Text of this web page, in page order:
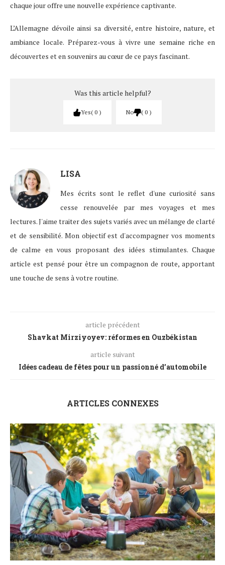
chaque jour offre une nouvelle expérience captivante.
L’Allemagne dévoile ainsi sa diversité, entre histoire, nature, et
ambiance locale. Préparez-vous à vivre une semaine riche en
découvertes et en souvenirs au cœur de ce pays fascinant.
Was this article helpful?
Yes 0 No 0
LISA
Mes écrits sont le reflet d'une curiosité sans
cesse renouvelée par mes voyages et mes
lectures. J'aime traiter des sujets variés avec un mélange de clarté
et de sensibilité. Mon objectif est d'accompagner vos moments
de calme en vous proposant des idées stimulantes. Chaque
article est pensé pour être un compagnon de route, apportant
une touche de sens à votre routine.
article précédent
Shavkat Mirziyoyev: réformes en Ouzbékistan
article suivant
Idées cadeau de fêtes pour un passionné d’automobile
ARTICLES CONNEXES